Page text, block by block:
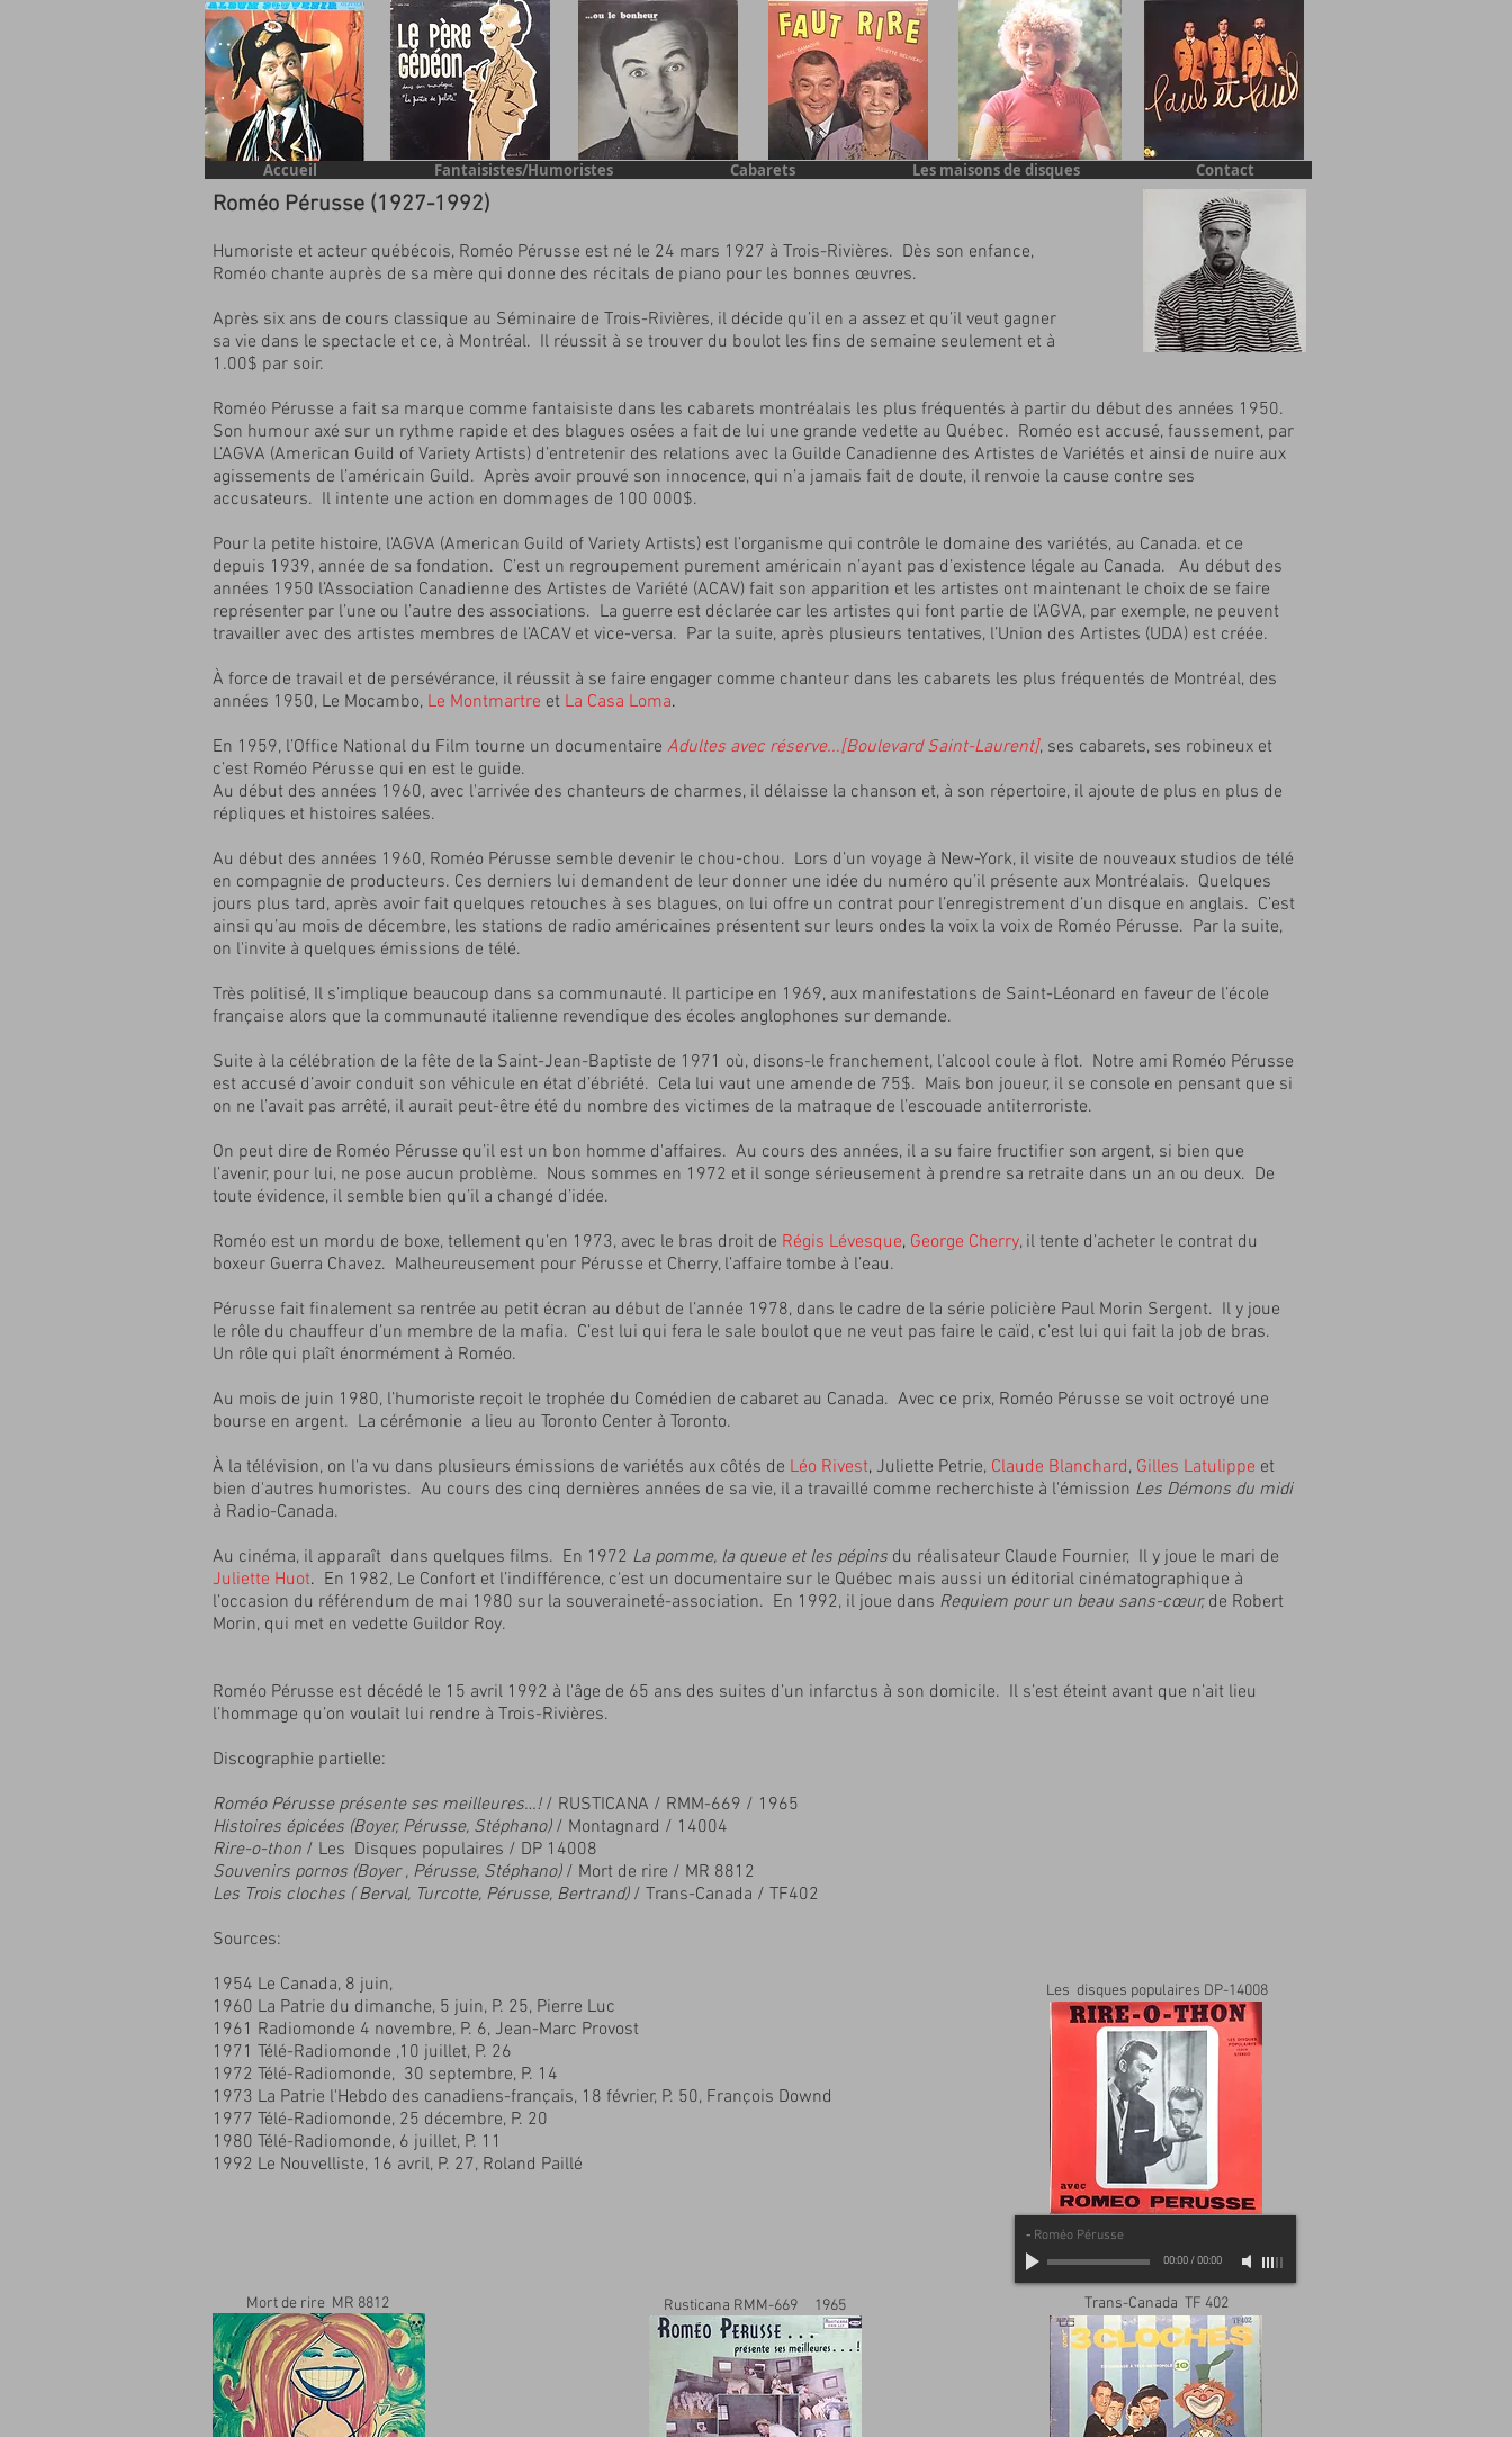
Accueil Fantaisistes/Humoristes Cabarets Les maisons de disques Contact
Les disques populaires DP-14008
- Roméo Pérusse
00:00/00:00
Roméo Pérusse (1927-1992)
Humoriste et acteur québécois, Roméo Pérusse est né le 24 mars 1927 à Trois-Rivières. Dès son enfance,
Roméo chante auprès de sa mère qui donne des récitals de piano pour les bonnes œuvres.
Après six ans de cours classique au Séminaire de Trois-Rivières, il décide qu’il en a assez et qu’il veut gagner
sa vie dans le spectacle et ce, à Montréal. Il réussit à se trouver du boulot les fins de semaine seulement et à
1.00$ par soir.
Roméo Pérusse a fait sa marque comme fantaisiste dans les cabarets montréalais les plus fréquentés à partir du début des années 1950.
Son humour axé sur un rythme rapide et des blagues osées a fait de lui une grande vedette au Québec. Roméo est accusé, faussement, par
L’AGVA (American Guild of Variety Artists) d’entretenir des relations avec la Guilde Canadienne des Artistes de Variétés et ainsi de nuire aux
agissements de l’américain Guild. Après avoir prouvé son innocence, qui n’a jamais fait de doute, il renvoie la cause contre ses
accusateurs. Il intente une action en dommages de 100 000$.
Pour la petite histoire, l'AGVA (American Guild of Variety Artists) est l’organisme qui contrôle le domaine des variétés, au Canada. et ce
depuis 1939, année de sa fondation. C’est un regroupement purement américain n’ayant pas d’existence légale au Canada. Au début des
années 1950 l’Association Canadienne des Artistes de Variété (ACAV) fait son apparition et les artistes ont maintenant le choix de se faire
représenter par l’une ou l’autre des associations. La guerre est déclarée car les artistes qui font partie de l’AGVA, par exemple, ne peuvent
travailler avec des artistes membres de l’ACAV et vice-versa. Par la suite, après plusieurs tentatives, l’Union des Artistes (UDA) est créée.
À force de travail et de persévérance, il réussit à se faire engager comme chanteur dans les cabarets les plus fréquentés de Montréal, des
années 1950, Le Mocambo, Le Montmartre et La Casa Loma.
En 1959, l’Office National du Film tourne un documentaire Adultes avec réserve...[Boulevard Saint-Laurent], ses cabarets, ses robineux et
c’est Roméo Pérusse qui en est le guide.
Au début des années 1960, avec l'arrivée des chanteurs de charmes, il délaisse la chanson et, à son répertoire, il ajoute de plus en plus de
répliques et histoires salées.
Au début des années 1960, Roméo Pérusse semble devenir le chou-chou. Lors d’un voyage à New-York, il visite de nouveaux studios de télé
en compagnie de producteurs. Ces derniers lui demandent de leur donner une idée du numéro qu’il présente aux Montréalais. Quelques
jours plus tard, après avoir fait quelques retouches à ses blagues, on lui offre un contrat pour l’enregistrement d’un disque en anglais. C’est
ainsi qu’au mois de décembre, les stations de radio américaines présentent sur leurs ondes la voix la voix de Roméo Pérusse. Par la suite,
on l'invite à quelques émissions de télé.
Très politisé, Il s’implique beaucoup dans sa communauté. Il participe en 1969, aux manifestations de Saint-Léonard en faveur de l’école
française alors que la communauté italienne revendique des écoles anglophones sur demande.
Suite à la célébration de la fête de la Saint-Jean-Baptiste de 1971 où, disons-le franchement, l’alcool coule à flot. Notre ami Roméo Pérusse
est accusé d’avoir conduit son véhicule en état d’ébriété. Cela lui vaut une amende de 75$. Mais bon joueur, il se console en pensant que si
on ne l’avait pas arrêté, il aurait peut-être été du nombre des victimes de la matraque de l’escouade antiterroriste.
On peut dire de Roméo Pérusse qu’il est un bon homme d'affaires. Au cours des années, il a su faire fructifier son argent, si bien que
l’avenir, pour lui, ne pose aucun problème. Nous sommes en 1972 et il songe sérieusement à prendre sa retraite dans un an ou deux. De
toute évidence, il semble bien qu’il a changé d’idée.
Roméo est un mordu de boxe, tellement qu’en 1973, avec le bras droit de Régis Lévesque, George Cherry, il tente d’acheter le contrat du
boxeur Guerra Chavez. Malheureusement pour Pérusse et Cherry, l’affaire tombe à l’eau.
Pérusse fait finalement sa rentrée au petit écran au début de l’année 1978, dans le cadre de la série policière Paul Morin Sergent. Il y joue
le rôle du chauffeur d’un membre de la mafia. C’est lui qui fera le sale boulot que ne veut pas faire le caïd, c’est lui qui fait la job de bras.
Un rôle qui plaît énormément à Roméo.
Au mois de juin 1980, l’humoriste reçoit le trophée du Comédien de cabaret au Canada. Avec ce prix, Roméo Pérusse se voit octroyé une
bourse en argent. La cérémonie a lieu au Toronto Center à Toronto.
À la télévision, on l'a vu dans plusieurs émissions de variétés aux côtés de Léo Rivest, Juliette Petrie, Claude Blanchard, Gilles Latulippe et
bien d'autres humoristes. Au cours des cinq dernières années de sa vie, il a travaillé comme recherchiste à l'émission Les Démons du midi
à Radio-Canada.
Au cinéma, il apparaît dans quelques films. En 1972 La pomme, la queue et les pépins du réalisateur Claude Fournier, Il y joue le mari de
Juliette Huot. En 1982, Le Confort et l’indifférence, c'est un documentaire sur le Québec mais aussi un éditorial cinématographique à
l’occasion du référendum de mai 1980 sur la souveraineté-association. En 1992, il joue dans Requiem pour un beau sans-cœur,de Robert
Morin, qui met en vedette Guildor Roy.
Roméo Pérusse est décédé le 15 avril 1992 à l'âge de 65 ans des suites d’un infarctus à son domicile. Il s’est éteint avant que n’ait lieu
l’hommage qu’on voulait lui rendre à Trois-Rivières.
Discographie partielle:
Roméo Pérusse présente ses meilleures…!/ RUSTICANA / RMM-669 / 1965
Histoires épicées (Boyer, Pérusse, Stéphano)/ Montagnard / 14004
Rire-o-thon / Les Disques populaires / DP 14008
Souvenirs pornos (Boyer , Pérusse, Stéphano) / Mort de rire / MR 8812
Les Trois cloches ( Berval, Turcotte, Pérusse, Bertrand) / Trans-Canada / TF402
Sources:
1954 Le Canada, 8 juin,
1960 La Patrie du dimanche, 5 juin, P. 25, Pierre Luc
1961 Radiomonde 4 novembre, P. 6, Jean-Marc Provost
1971 Télé-Radiomonde ,10 juillet, P. 26
1972 Télé-Radiomonde, 30 septembre, P. 14
1973 La Patrie l'Hebdo des canadiens-français, 18 février, P. 50, François Downd
1977 Télé-Radiomonde, 25 décembre, P. 20
1980 Télé-Radiomonde, 6 juillet, P. 11
1992 Le Nouvelliste, 16 avril, P. 27, Roland Paillé
Mort de rire MR 8812 Rusticana RMM-669 1965 Trans-Canada TF 402